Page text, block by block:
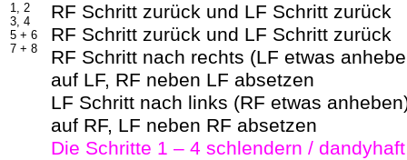
1, 2
3, 4
5 + 6
7 + 8
RF Schritt zurück und LF Schritt zurück
RF Schritt zurück und LF Schritt zurück
RF Schritt nach rechts (LF etwas
auf LF, RF neben LF absetzen
LF Schritt nach links (RF etwas
auf RF, LF neben RF absetzen
Die Schritte 1 – 4 schlendern /